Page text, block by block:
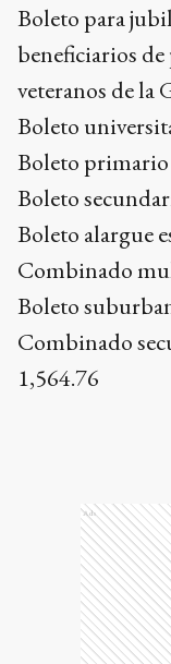
Boleto para
beneficiarios
veteranos de la
Boleto
Boleto primario
Boleto
Boleto alargue
Combinado
Boleto
Combinado
1,564.76
Ads